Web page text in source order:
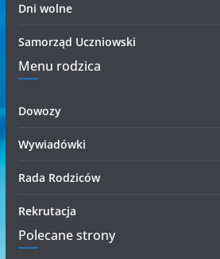
Dni wolne
Samorząd Uczniowski
Menu rodzica
Dowozy
Wywiadówki
Rada Rodziców
Rekrutacja
Polecane strony